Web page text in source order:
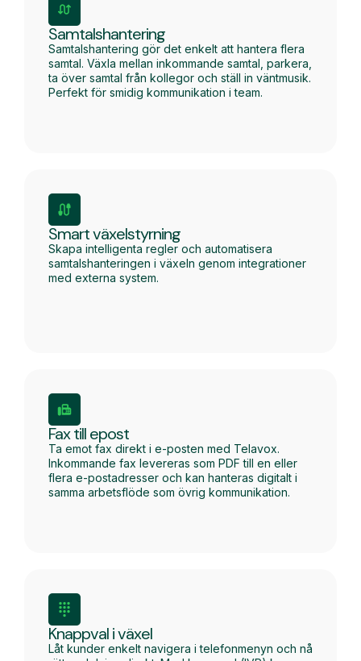
Samtalshantering
Samtalshantering gör det enkelt att hantera flera
samtal. Växla mellan inkommande samtal, parkera,
ta över samtal från kollegor och ställ in väntmusik.
Perfekt för smidig kommunikation i team.
Smart växelstyrning
Skapa intelligenta regler och automatisera
samtalshanteringen i växeln genom integrationer
med externa system.
Fax till epost
Ta emot fax direkt i e-posten med Telavox.
Inkommande fax levereras som PDF till en eller
flera e-postadresser och kan hanteras digitalt i
samma arbetsflöde som övrig kommunikation.
Knappval i växel
Låt kunder enkelt navigera i telefonmenyn och nå